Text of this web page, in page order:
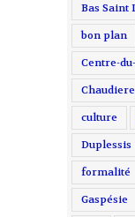
Bas Saint
bon plan
Centre-
culture
Duplessis
formalité
Gaspésie